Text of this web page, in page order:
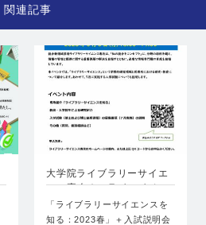
関連記事
大学院ライブラリーサイエ
ンス専攻オンラインイベ
ン…
「ライブラリーサイエンスを
知る：2023春」＋入試説明会